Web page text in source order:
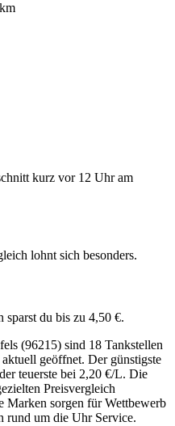
kurz vor 12 Uhr am
lohnt sich besonders.
du bis zu 4,50 €.
(96215) sind 18 Tankstellen
geöffnet. Der günstigste
teuerste bei 2,20 €/L. Die
Preisvergleich
Marken sorgen für Wettbewerb
rund um die Uhr Service.